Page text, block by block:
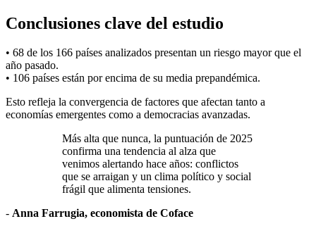
Conclusiones clave del estudio
• 68 de los 166 países analizados presentan un riesgo mayor que el
año pasado.
• 106 países están por encima de su media prepandémica.
Esto refleja la convergencia de factores que afectan tanto a
economías emergentes como a democracias avanzadas.
Más alta que nunca, la puntuación de 2025
confirma una tendencia al alza que
venimos alertando hace años: conflictos
que se arraigan y un clima político y social
frágil que alimenta tensiones.
- Anna Farrugia, economista de Coface